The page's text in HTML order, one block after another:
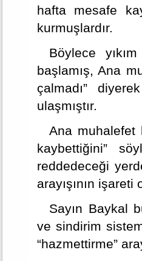
hafta mesafe
kurmuşlardır.
Böylece
başlamış, Ana
çalmadı”
ulaşmıştır.
Ana muhalefet
kaybettiğini”
reddedeceği
arayışının işareti
Sayın Baykal
ve sindirim
“hazmettirme”